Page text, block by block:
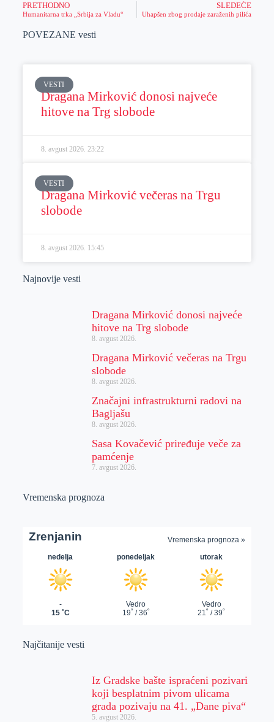
PRETHODNO
Humanitarna trka „Srbija za Vladu“
SLEDEĆE
Uhapšen zbog prodaje zaraženih pilića
POVEZANE vesti
VESTI
Dragana Mirković donosi najveće
hitove na Trg slobode
8. avgust 2026. 23:22
VESTI
Dragana Mirković večeras na Trgu
slobode
8. avgust 2026. 15:45
Najnovije vesti
Dragana Mirković donosi najveće
hitove na Trg slobode
8. avgust 2026.
Dragana Mirković večeras na Trgu
slobode
8. avgust 2026.
Značajni infrastrukturni radovi na
Bagljašu
8. avgust 2026.
Sasa Kovačević priređuje veče za
pamćenje
7. avgust 2026.
Vremenska prognoza
Najčitanije vesti
Iz Gradske bašte ispraćeni pozivari
koji besplatnim pivom ulicama
grada pozivaju na 41. „Dane piva“
5. avgust 2026.